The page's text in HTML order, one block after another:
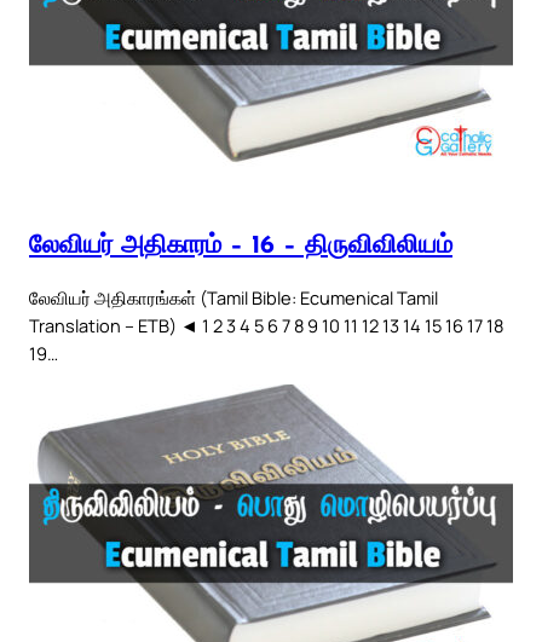
லேவியர் அதிகாரம் – 16 – திருவிவிலியம்
லேவியர் அதிகாரங்கள் (Tamil Bible: Ecumenical Tamil
Translation – ETB) ◄ 1 2 3 4 5 6 7 8 9 10 11 12 13 14 15 16 17 18
19…